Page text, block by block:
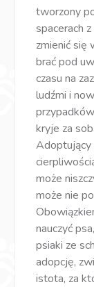
tworzony
spacerach
zmienić się
brać pod
czasu na
ludźmi i
kryje za
Adoptujący
może
może nie
nauczyć
psiaki ze
adopcję,
istota, za